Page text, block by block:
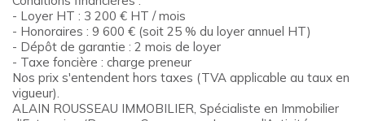
- Loyer HT : 3 200 € HT / mois
- Honoraires : 9 600 € (soit 25 % du loyer annuel HT)
- Dépôt de garantie : 2 mois de loyer
- Taxe foncière : charge preneur
Nos prix s'entendent hors taxes (TVA applicable au taux en
vigueur).
ALAIN ROUSSEAU IMMOBILIER, Spécialiste en Immobilier